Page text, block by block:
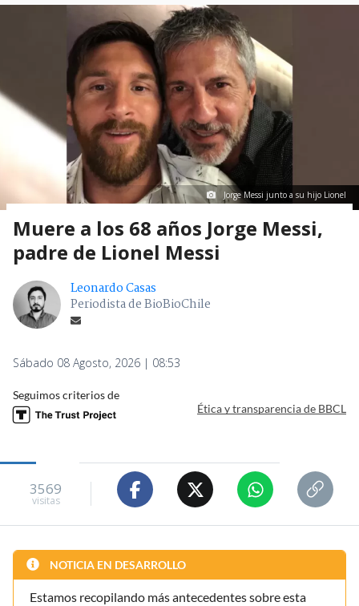
Jorge Messi junto a su hijo Lionel
Muere a los 68 años Jorge Messi,
padre de Lionel Messi
Leonardo Casas
Periodista de BioBioChile
Sábado 08 Agosto, 2026 | 08:53
Seguimos criterios de
Ética y transparencia de BBCL
3569
visitas
NOTICIA EN DESARROLLO
Estamos recopilando más antecedentes sobre esta